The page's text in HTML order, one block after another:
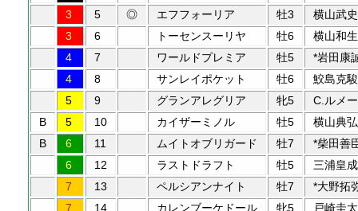
3
5 ◎ エフフォーリア 牡3
横山武史
3
6 トーセンスーリヤ 牡6
横山和生
4
7 ワールドプレミア 牡5
*岩田康
4
8 サンレイポケット 牡6
鮫島克駿
5
9 グランアレグリア 牝5
C.ルメー
B
5 10 カイザーミノル 牡5
横山典弘
B
6 11 ムイトオブリガード 牡7
*柴田善
6
12 ラストドラフト 牡5
三浦皇成
7
13 ペルシアンナイト 牡7
*大野拓
7
14 カレンブーケドール 牝5
戸崎圭太